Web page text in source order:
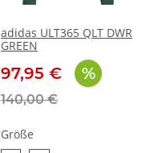
adidas ULT365 QLT DWR
GREEN
97,95 €
140,00 €
Größe